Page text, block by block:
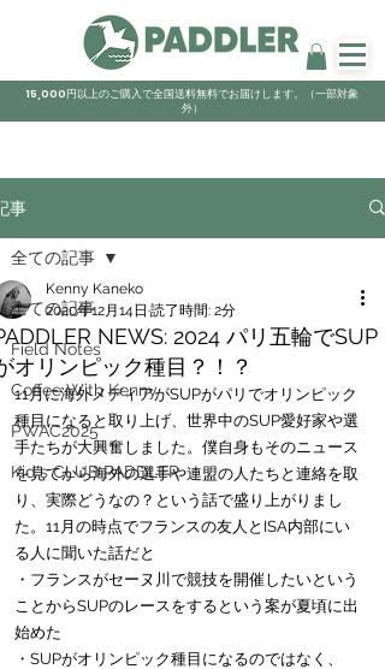
15,000円以上のご購入で全国送料無料でお届けします。（一部対象
外）
事
全ての記事
Field Notes
Coffee With Kenny
PWAC2025
Kid's CLUB PADDLER
全ての記事
NEWS: 2024 パリ五輪でSUP
オリンピック種目？！？
Kenny Kaneko
2020年12月14日 読了時間: 2分
11月に海外メディアがSUPがパリでオリンピック
種目になると取り上げ、世界中のSUP愛好家や選
手たちが大興奮しました。僕自身もそのニュース
を見てから海外の選手や連盟の人たちと連絡を取
り、実際どうなの？という話で盛り上がりまし
た。11月の時点でフランスの友人とISA内部にい
る人に聞いた話だと
・フランスがセーヌ川で競技を開催したいという
ことからSUPのレースをするという案が夏頃に出
始めた
・SUPがオリンピック種目になるのではなく、